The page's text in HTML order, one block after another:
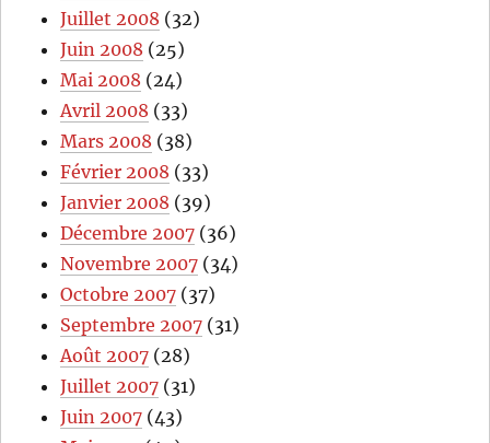
Juillet 2008 (32)
Juin 2008 (25)
Mai 2008 (24)
Avril 2008 (33)
Mars 2008 (38)
Février 2008 (33)
Janvier 2008 (39)
Décembre 2007 (36)
Novembre 2007 (34)
Octobre 2007 (37)
Septembre 2007 (31)
Août 2007 (28)
Juillet 2007 (31)
Juin 2007 (43)